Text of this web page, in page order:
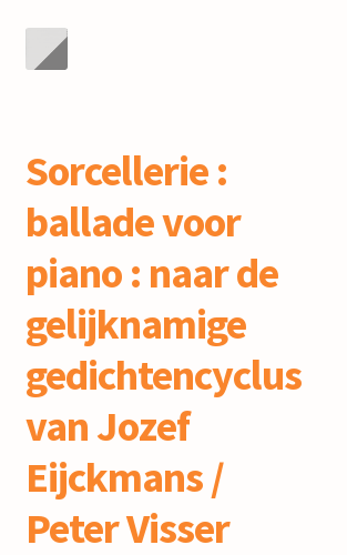
Sorcellerie :
ballade voor
piano : naar de
gelijknamige
gedichtencyclus
van Jozef
Eijckmans /
Peter Visser